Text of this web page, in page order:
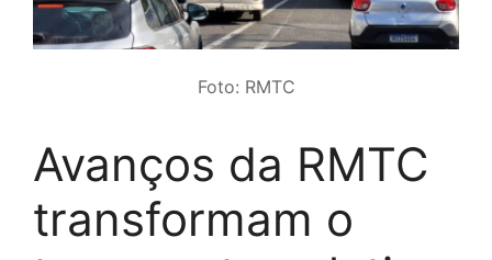
Foto: RMTC
Avanços da RMTC
transformam o